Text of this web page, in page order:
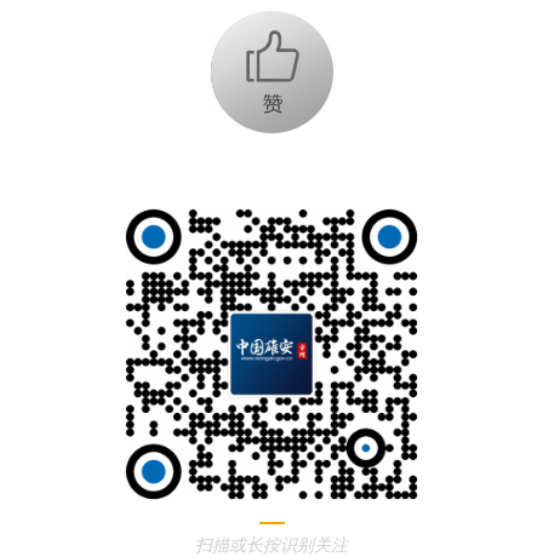
+1
扫描或长按识别关注